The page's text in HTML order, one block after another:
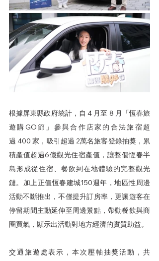
根據屏東縣政府統計，自 4 月至 8 月「恆春旅
遊購GO節」參與合作店家的合法旅宿超
過 400 家，吸引超過 2萬名旅客登錄抽獎，累
積產值超過6億觀光住宿產值，讓整個恆春半
島形成從住宿、餐飲到在地體驗的完整觀光
鏈。加上正值恆春建城150週年，地區性周邊
活動不斷推出，不僅提升訂房率，更讓遊客在
停留期間主動延伸至周邊景點，帶動餐飲與商
圈買氣，顯示出活動對地方經濟的實質助益。
交通旅遊處表示，本次壓軸抽獎活動，共